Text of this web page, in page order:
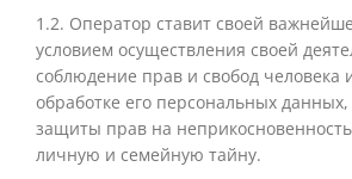
1.2. Оператор ставит своей
условием осуществления своей
соблюдение прав и свобод человека
обработке его персональных
защиты прав на
личную и семейную тайну.